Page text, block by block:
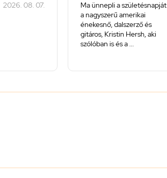
2026. 08. 07.
Ma ünnepli a születésnapját
a nagyszerű amerikai
énekesnő, dalszerző és
gitáros, Kristin Hersh, aki
szólóban is és a ...